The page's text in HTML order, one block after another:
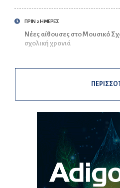
ΠΡΙΝ 2 ΗΜΕΡΕΣ
Νέες αίθουσες στο Μουσικό
σχολική χρονιά